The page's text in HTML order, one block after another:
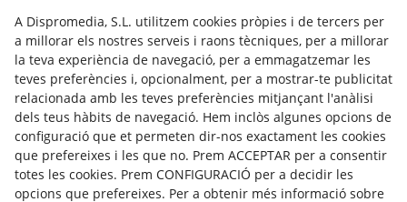
© 08/2026 Ebasnet - Dispromedia, SL - Tots els drets
reservats.
Condicions d'Ús
Avís Legal
Política de privacitat
Cookies
A Dispromedia, S.L. utilitzem cookies pròpies i de tercers per
a millorar els nostres serveis i raons tècniques, per a millorar
la teva experiència de navegació, per a emmagatzemar les
teves preferències i, opcionalment, per a mostrar-te publicitat
relacionada amb les teves preferències mitjançant l'anàlisi
dels teus hàbits de navegació. Hem inclòs algunes opcions de
configuració que et permeten dir-nos exactament les cookies
que prefereixes i les que no. Prem ACCEPTAR per a consentir
totes les cookies. Prem CONFIGURACIÓ per a decidir les
opcions que prefereixes. Per a obtenir més informació sobre